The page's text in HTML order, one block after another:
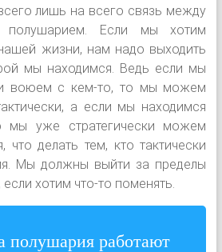
лишь на всего связь между
Если мы хотим
жизни, нам надо выходить
мы находимся. Ведь если мы
воюем с кем-то, то мы можем
а если мы находимся
мы уже стратегически можем
что делать тем, кто тактически
Мы должны выйти за пределы
хотим что-то поменять.
полушария работают